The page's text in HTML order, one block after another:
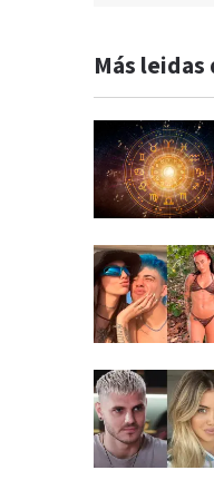
Más leidas